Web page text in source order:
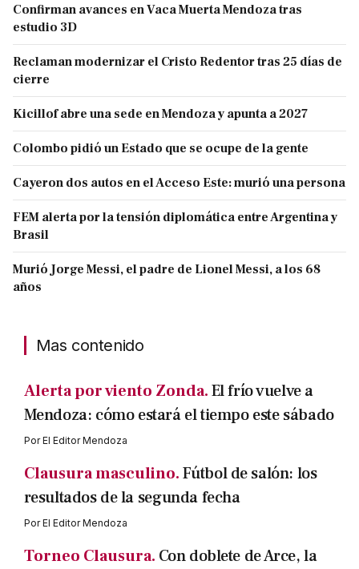
Confirman avances en Vaca Muerta Mendoza tras
estudio 3D
Reclaman modernizar el Cristo Redentor tras 25 días de
cierre
Kicillof abre una sede en Mendoza y apunta a 2027
Colombo pidió un Estado que se ocupe de la gente
Cayeron dos autos en el Acceso Este: murió una persona
FEM alerta por la tensión diplomática entre Argentina y
Brasil
Murió Jorge Messi, el padre de Lionel Messi, a los 68
años
Mas contenido
Alerta por viento Zonda.El frío vuelve a
Mendoza: cómo estará el tiempo este sábado
PorEl Editor Mendoza
Clausura masculino.Fútbol de salón: los
resultados de la segunda fecha
PorEl Editor Mendoza
Torneo Clausura. Con doblete de Arce, la